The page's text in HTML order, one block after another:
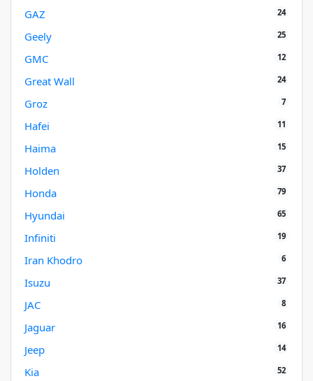
GAZ 24
Geely 25
GMC 12
Great Wall 24
Groz 7
Hafei 11
Haima 15
Holden 37
Honda 79
Hyundai 65
Infiniti 19
Iran Khodro 6
Isuzu 37
JAC 8
Jaguar 16
Jeep 14
Kia 52